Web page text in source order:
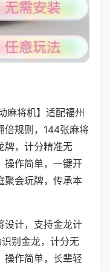
麻将机】适配福州
倍规则，144张麻将
牌，计分精准无
操作简单，一键开
聚会玩牌，传承本
设计，支持金龙计
别金龙，计分无
操作简单，长辈轻